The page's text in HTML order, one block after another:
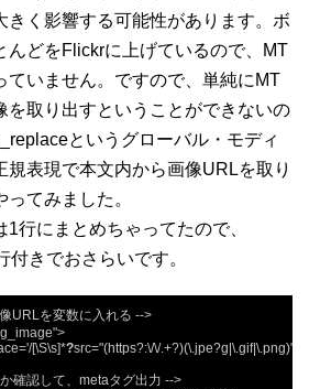
きく影響する可能性があります。ボ
んどをFlickrに上げているので、MT
ていません。ですので、単純にMT
を取り出すということができないの
というグローバル・モディ
規表現で本文内から画像URLを取り
てみました。
行にまとめちゃってたので、
きでおさらいです。
URLを変数に入れる -->
[\S\s]*?src="(https?:\/\/
確認して、metaタグ出力 -->